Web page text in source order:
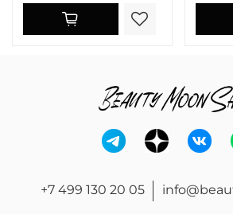
+7 499 130 20 05